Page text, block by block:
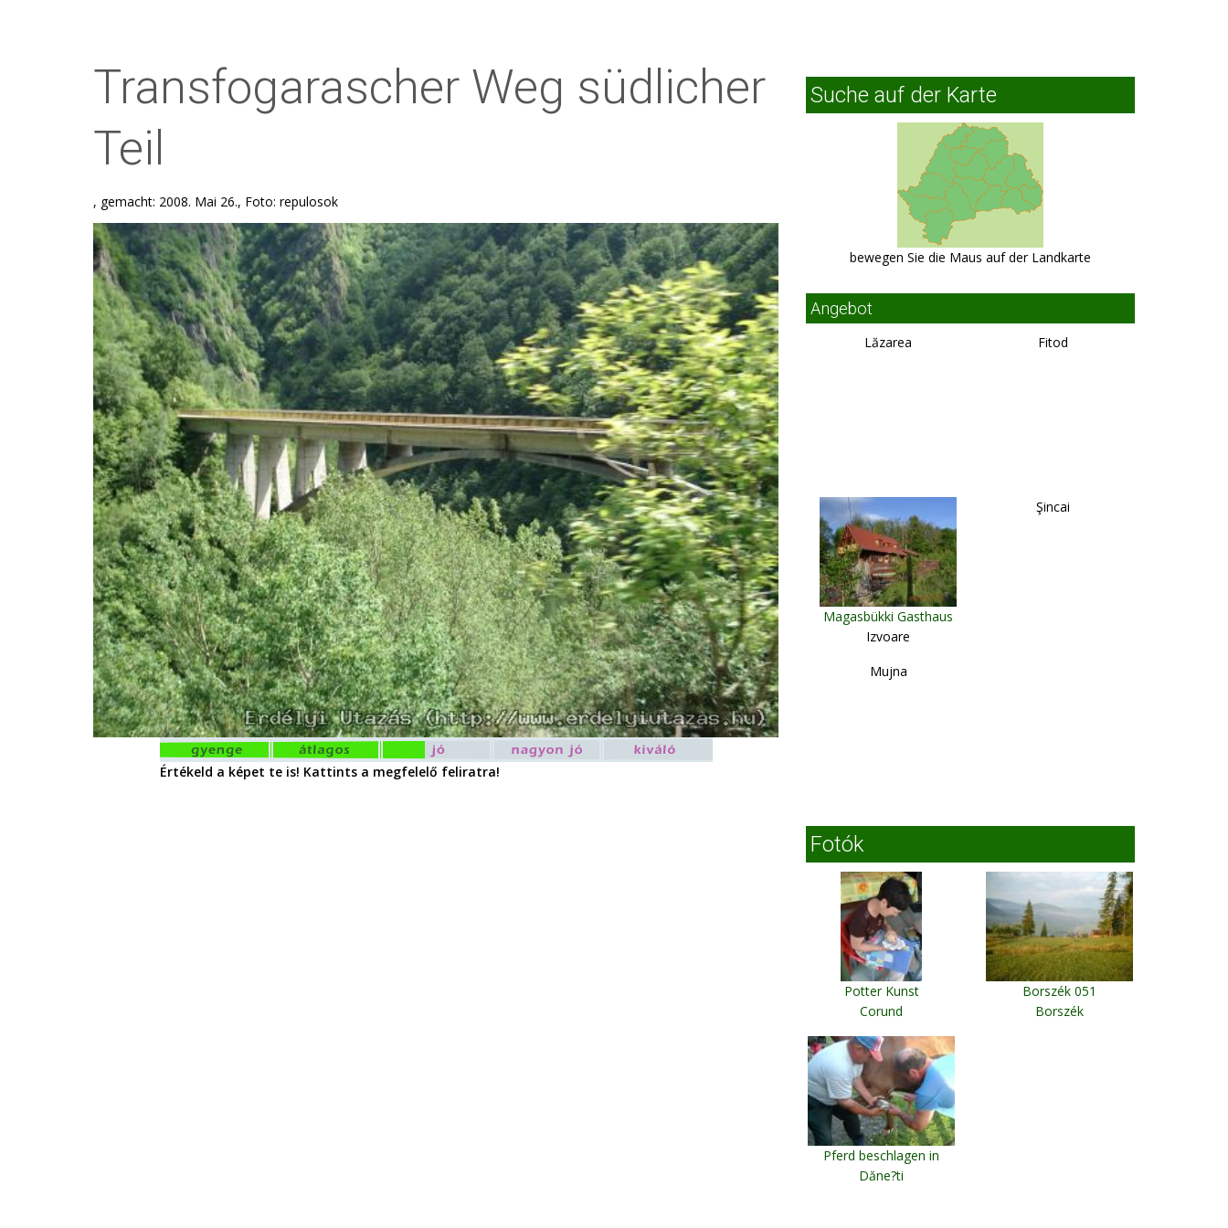
Transfogarascher Weg südlicher
Teil
, gemacht: 2008. Mai 26., Foto: repulosok
Értékeld a képet te is! Kattints a megfelelő feliratra!
Suche auf der Karte
bewegen Sie die Maus auf der Landkarte
Angebot
Lăzarea Fitod
Magasbükki Gasthaus
Izvoare
Şincai
Mujna
Fotók
Potter Kunst
Corund
Borszék 051
Borszék
Pferd beschlagen in
Dăne?ti